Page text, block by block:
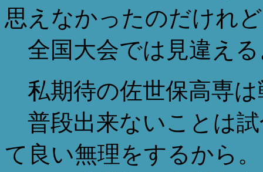
思えなかったのだけれ
全国大会では見違え
私期待の佐世保高専は
普段出来ないことは
て良い無理をするから。